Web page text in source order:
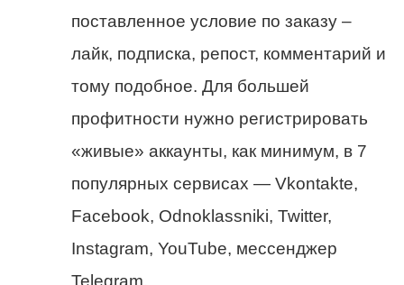
поставленное условие по заказу –
лайк, подписка, репост, комментарий и
тому подобное. Для большей
профитности нужно регистрировать
«живые» аккаунты, как минимум, в 7
популярных сервисах — Vkontakte,
Facebook, Odnoklassniki, Twitter,
Instagram, YouTube, мессенджер